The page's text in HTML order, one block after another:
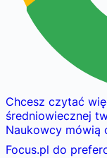
Chcesz czytać
średniowiecznej
Naukowcy mówią
Focus.pl do